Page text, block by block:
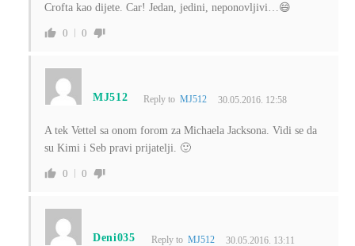
Crofta kao dijete. Car! Jedan, jedini, neponovljivi…😄
0 0
MJ512 Reply toMJ512 30.05.2016. 12:58
A tek Vettel sa onom forom za Michaela Jacksona. Vidi se da
su Kimi i Seb pravi prijatelji. 🙂
0 0
Deni035 Reply to MJ512 30.05.2016. 13:11